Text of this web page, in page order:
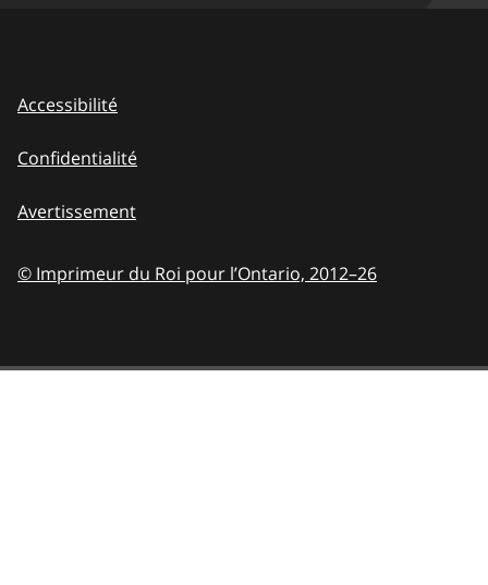
Accessibilité
Confidentialité
Avertissement
© Imprimeur du Roi pour l’Ontario, 2012–26